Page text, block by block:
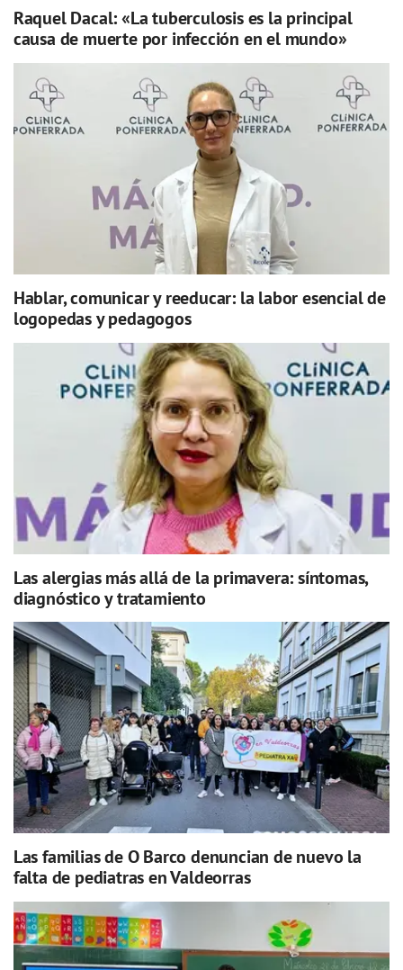
Raquel Dacal: «La tuberculosis es la principal
causa de muerte por infección en el mundo»
Hablar, comunicar y reeducar: la labor esencial de
logopedas y pedagogos
Las alergias más allá de la primavera: síntomas,
diagnóstico y tratamiento
Las familias de O Barco denuncian de nuevo la
falta de pediatras en Valdeorras